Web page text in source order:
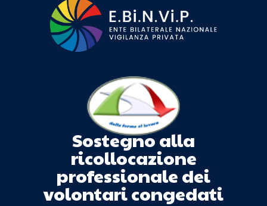
Sostegno alla
ricollocazione
professionale dei
volontari congedati